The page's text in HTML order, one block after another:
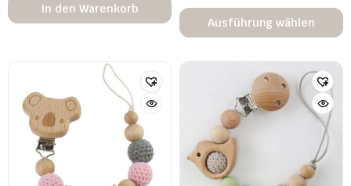
In den Warenkorb
Ausführung wählen